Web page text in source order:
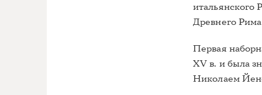
итальянского
Древнего
Первая
XV в. и была
Николаем